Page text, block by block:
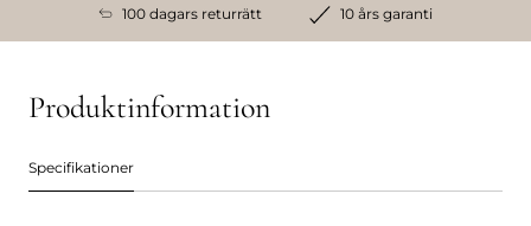
100 dagars returrätt 10 års garanti
Produktinformation
Specifikationer